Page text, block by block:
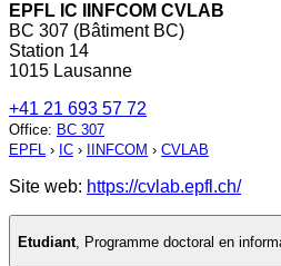
EPFL IC IINFCOM CVLAB
BC 307 (Bâtiment BC)
Station 14
1015 Lausanne
+41 21 693 57 72
Office: BC 307
EPFL › IC › IINFCOM › CVLAB
Site web: https://cvlab.epfl.ch/
Etudiant Programme doctoral en